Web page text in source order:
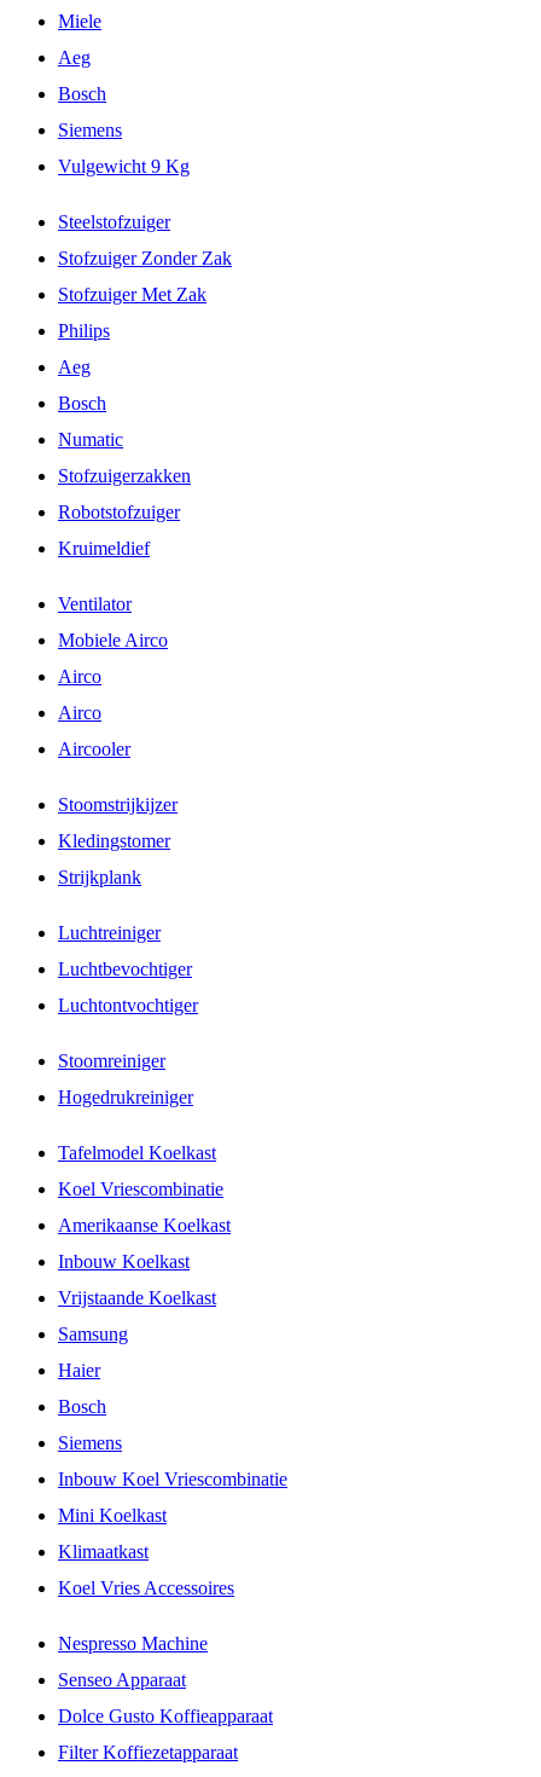
Miele
Aeg
Bosch
Siemens
Vulgewicht 9 Kg
Steelstofzuiger
Stofzuiger Zonder Zak
Stofzuiger Met Zak
Philips
Aeg
Bosch
Numatic
Stofzuigerzakken
Robotstofzuiger
Kruimeldief
Ventilator
Mobiele Airco
Airco
Airco
Aircooler
Stoomstrijkijzer
Kledingstomer
Strijkplank
Luchtreiniger
Luchtbevochtiger
Luchtontvochtiger
Stoomreiniger
Hogedrukreiniger
Tafelmodel Koelkast
Koel Vriescombinatie
Amerikaanse Koelkast
Inbouw Koelkast
Vrijstaande Koelkast
Samsung
Haier
Bosch
Siemens
Inbouw Koel Vriescombinatie
Mini Koelkast
Klimaatkast
Koel Vries Accessoires
Nespresso Machine
Senseo Apparaat
Dolce Gusto Koffieapparaat
Filter Koffiezetapparaat